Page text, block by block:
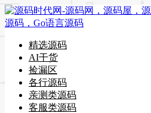
精选源码
AI干货
捡漏区
各行源码
亲测类源码
客服类源码